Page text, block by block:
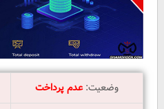
وضعیت:عدم پرداخت